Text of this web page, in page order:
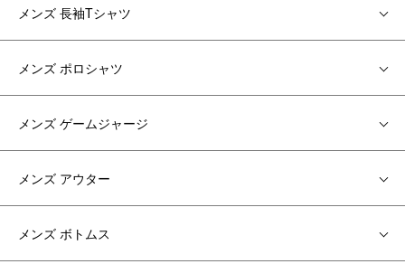
メンズ 長袖Tシャツ
メンズ ポロシャツ
メンズ ゲームジャージ
メンズ アウター
メンズ ボトムス